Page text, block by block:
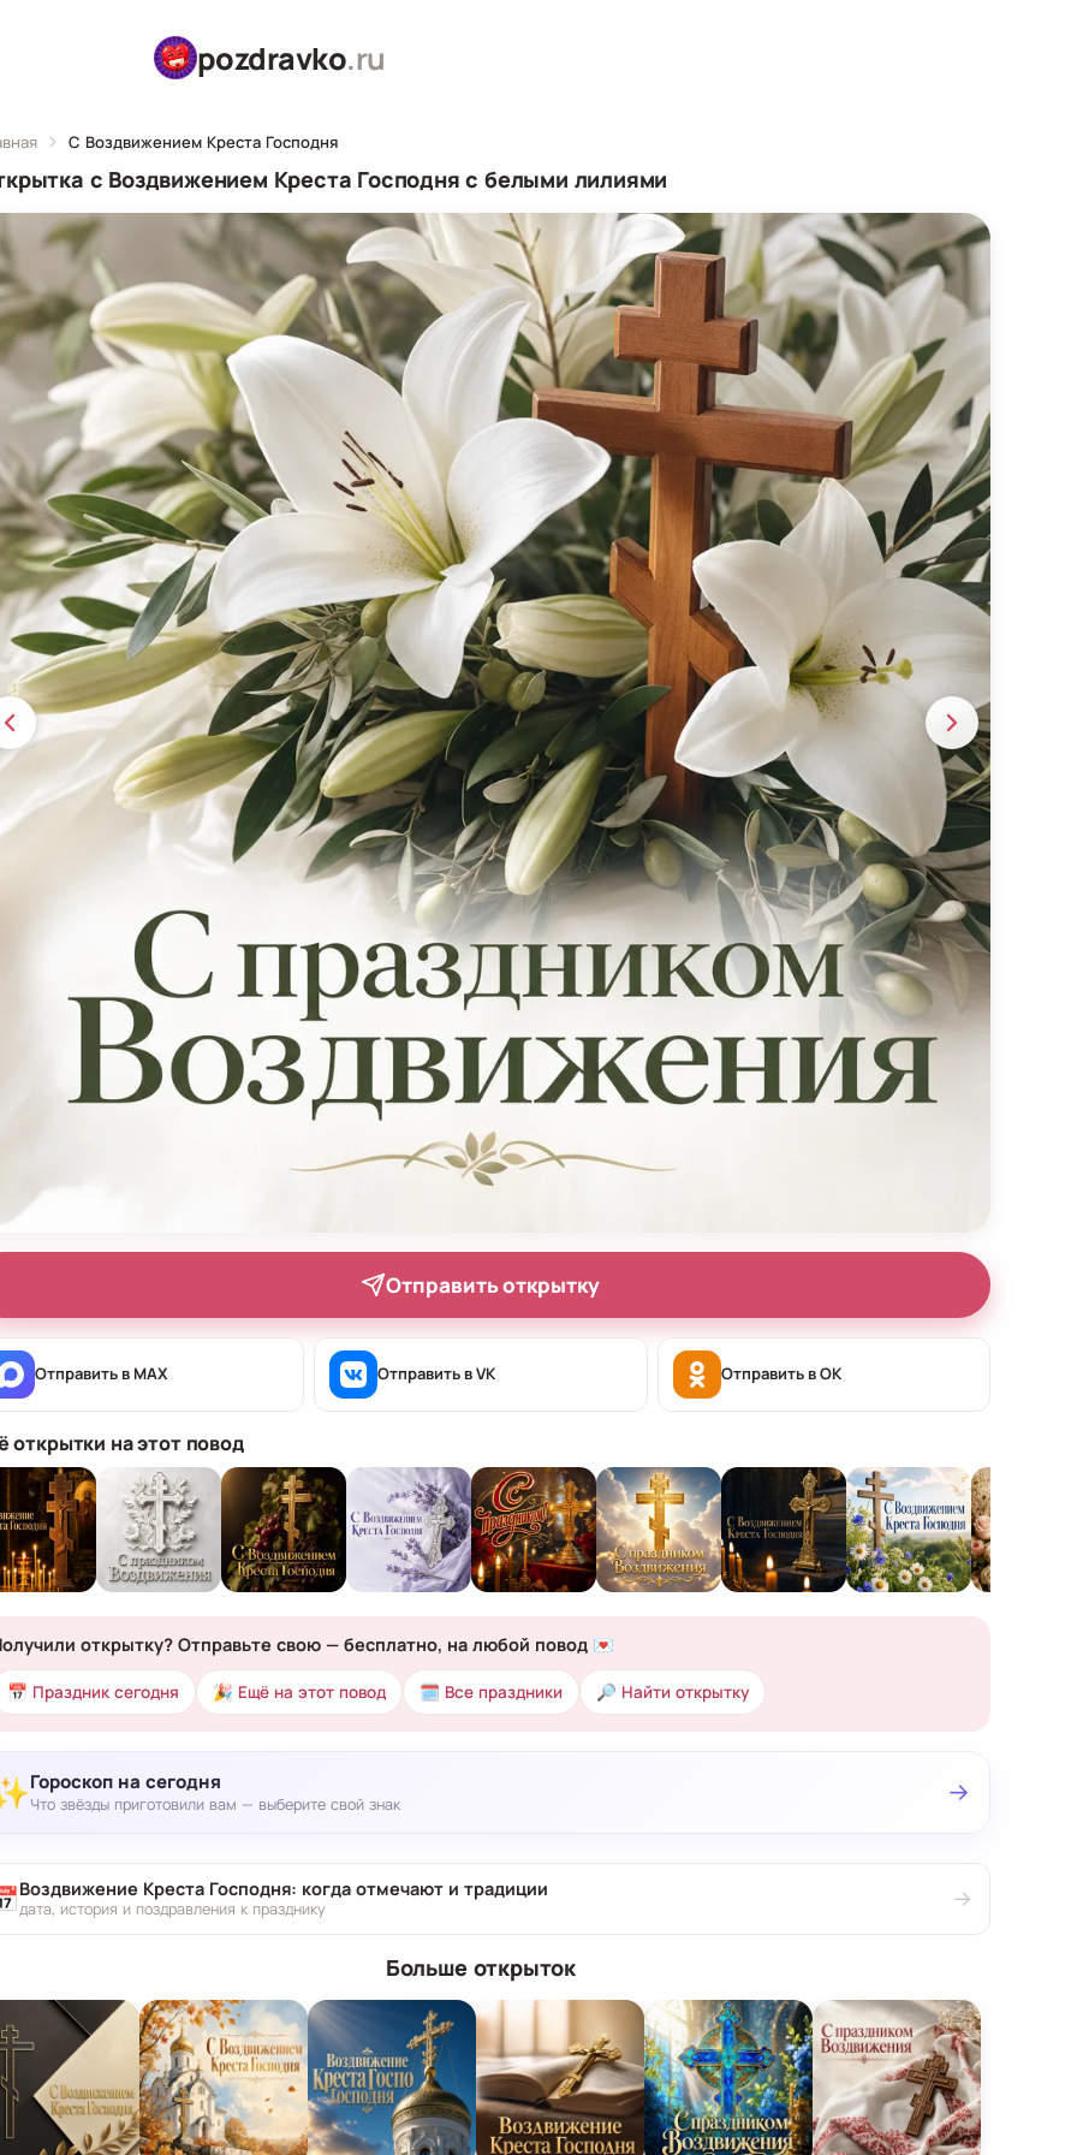
pozdravko.ru
С Воздвижением Креста Господня
с Воздвижением Креста Господня с белыми лилиями
Отправить открытку
Отправить в MAX Отправить в VK Отправить в OK
открытки на этот повод
открытку? Отправьте свою — бесплатно, на любой повод 💌
📅 Праздник сегодня 🎉 Ещё на этот повод 🗓 Все праздники 🔎 Найти открытку
Гороскоп на сегодня
Что звёзды приготовили вам — выберите свой знак →
Воздвижение Креста Господня: когда отмечают и традиции
дата, история и поздравления к празднику →
Больше открыток